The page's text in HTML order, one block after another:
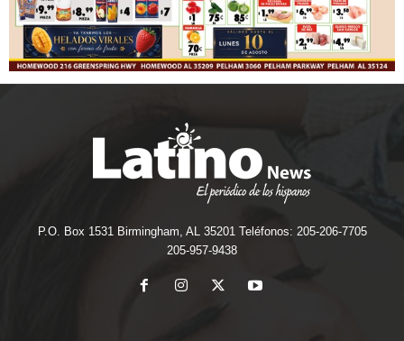
P.O. Box 1531 Birmingham, AL 35201 Teléfonos: 205-206-7705
205-957-9438